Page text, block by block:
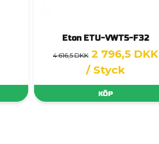
Eton ETU-VWT5-F32
4 616,5 DKK 2 796,5 DKK
/ Styck
KÖP